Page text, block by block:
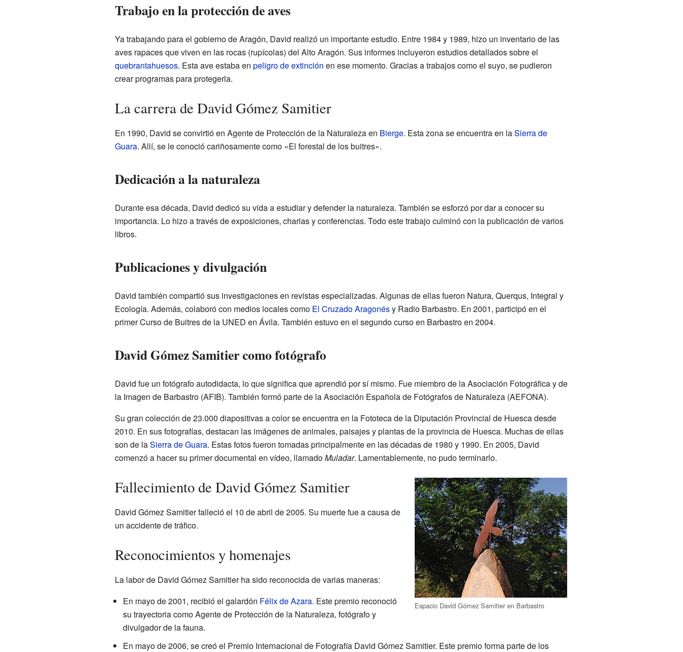
Trabajo en la protección de aves
Ya trabajando para el gobierno de Aragón, David realizó un importante estudio. Entre 1984 y 1989, hizo un inventario de las
aves rapaces que viven en las rocas (rupícolas) del Alto Aragón. Sus informes incluyeron estudios detallados sobre el
quebrantahuesos. Esta ave estaba en peligro de extinción en ese momento. Gracias a trabajos como el suyo, se pudieron
crear programas para protegerla.
La carrera de David Gómez Samitier
En 1990, David se convirtió en Agente de Protección de la Naturaleza en Bierge. Esta zona se encuentra en laSierra de
Guara. Allí, se le conoció cariñosamente como «El forestal de los buitres».
Dedicación a la naturaleza
Durante esa década, David dedicó su vida a estudiar y defender la naturaleza. También se esforzó por dar a conocer su
importancia. Lo hizo a través de exposiciones, charlas y conferencias. Todo este trabajo culminó con la publicación de varios
libros.
Publicaciones y divulgación
David también compartió sus investigaciones en revistas especializadas. Algunas de ellas fueron Natura, Querqus, Integral y
Ecología. Además, colaboró con medios locales como El Cruzado Aragonésy Radio Barbastro. En 2001, participó en el
primer Curso de Buitres de la UNED en Ávila. También estuvo en el segundo curso en Barbastro en 2004.
David Gómez Samitier como fotógrafo
David fue un fotógrafo autodidacta, lo que significa que aprendió por sí mismo. Fue miembro de la Asociación Fotográfica y de
la Imagen de Barbastro (AFIB). También formó parte de la Asociación Española de Fotógrafos de Naturaleza (AEFONA).
Su gran colección de 23.000 diapositivas a color se encuentra en la Fototeca de la Diputación Provincial de Huesca desde
2010. En sus fotografías, destacan las imágenes de animales, paisajes y plantas de la provincia de Huesca. Muchas de ellas
son de laSierra de Guara. Estas fotos fueron tomadas principalmente en las décadas de 1980 y 1990. En 2005, David
comenzó a hacer su primer documental en vídeo, llamadoMuladar. Lamentablemente, no pudo terminarlo.
Espacio David Gómez Samitier en Barbastro
Fallecimiento de David Gómez Samitier
David Gómez Samitier falleció el 10 de abril de 2005. Su muerte fue a causa de
un accidente de tráfico.
Reconocimientos y homenajes
La labor de David Gómez Samitier ha sido reconocida de varias maneras:
En mayo de 2001, recibió el galardón Félix de Azara. Este premio reconoció
su trayectoria como Agente de Protección de la Naturaleza, fotógrafo y
divulgador de la fauna.
En mayo de 2006, se creó el Premio Internacional de Fotografía David Gómez Samitier. Este premio forma parte de los